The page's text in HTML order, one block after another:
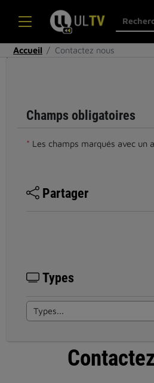
Accueil Contactez nous
Champs obligatoires
* Les champs marqués avec un
Partager
Types
en métal